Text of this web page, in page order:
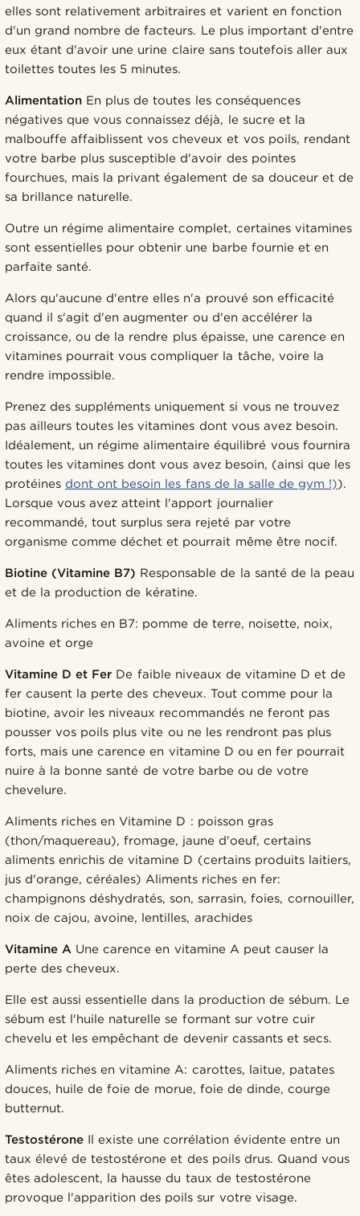
elles sont relativement arbitraires et varient en fonction
d'un grand nombre de facteurs. Le plus important d'entre
eux étant d'avoir une urine claire sans toutefois aller aux
toilettes toutes les 5 minutes.
Alimentation En plus de toutes les conséquences
négatives que vous connaissez déjà, le sucre et la
malbouffe affaiblissent vos cheveux et vos poils, rendant
votre barbe plus susceptible d'avoir des pointes
fourchues, mais la privant également de sa douceur et de
sa brillance naturelle.
Outre un régime alimentaire complet, certaines vitamines
sont essentielles pour obtenir une barbe fournie et en
parfaite santé.
Alors qu'aucune d'entre elles n'a prouvé son efficacité
quand il s'agit d'en augmenter ou d'en accélérer la
croissance, ou de la rendre plus épaisse, une carence en
vitamines pourrait vous compliquer la tâche, voire la
rendre impossible.
Prenez des suppléments uniquement si vous ne trouvez
pas ailleurs toutes les vitamines dont vous avez besoin.
Idéalement, un régime alimentaire équilibré vous fournira
toutes les vitamines dont vous avez besoin, (ainsi que les
protéines dont ont besoin les fans de la salle de gym !)).
Lorsque vous avez atteint l'apport journalier
recommandé, tout surplus sera rejeté par votre
organisme comme déchet et pourrait même être nocif.
Biotine (Vitamine B7) Responsable de la santé de la peau
et de la production de kératine.
Aliments riches en B7: pomme de terre, noisette, noix,
avoine et orge
Vitamine D et Fer De faible niveaux de vitamine D et de
fer causent la perte des cheveux. Tout comme pour la
biotine, avoir les niveaux recommandés ne feront pas
pousser vos poils plus vite ou ne les rendront pas plus
forts, mais une carence en vitamine D ou en fer pourrait
nuire à la bonne santé de votre barbe ou de votre
chevelure.
Aliments riches en Vitamine D : poisson gras
(thon/maquereau), fromage, jaune d'oeuf, certains
aliments enrichis de vitamine D (certains produits laitiers,
jus d'orange, céréales) Aliments riches en fer:
champignons déshydratés, son, sarrasin, foies, cornouiller,
noix de cajou, avoine, lentilles, arachides
Vitamine A Une carence en vitamine A peut causer la
perte des cheveux.
Elle est aussi essentielle dans la production de sébum. Le
sébum est l'huile naturelle se formant sur votre cuir
chevelu et les empêchant de devenir cassants et secs.
Aliments riches en vitamine A: carottes, laitue, patates
douces, huile de foie de morue, foie de dinde, courge
butternut.
Testostérone Il existe une corrélation évidente entre un
taux élevé de testostérone et des poils drus. Quand vous
êtes adolescent, la hausse du taux de testostérone
provoque l'apparition des poils sur votre visage.